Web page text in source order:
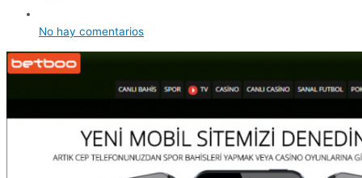
No hay comentarios